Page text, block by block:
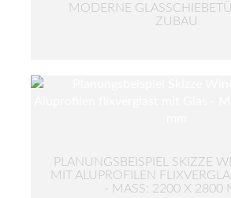
MODERNE
ZUBAU
PLANUNGSBEISPIEL SKIZZE
MIT ALUPROFILEN
- MASS: 2200 X 2800